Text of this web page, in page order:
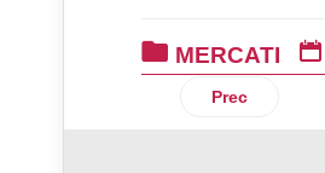
MERCATI
Articolo
Prec